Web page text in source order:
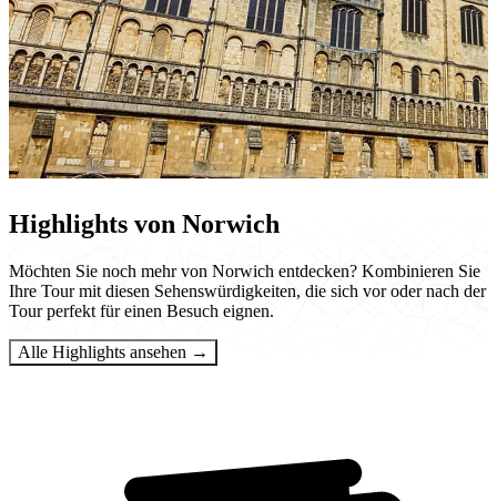
Highlights von Norwich
Möchten Sie noch mehr von Norwich entdecken? Kombinieren Sie
Ihre Tour mit diesen Sehenswürdigkeiten, die sich vor oder nach der
Tour perfekt für einen Besuch eignen.
Alle Highlights ansehen →